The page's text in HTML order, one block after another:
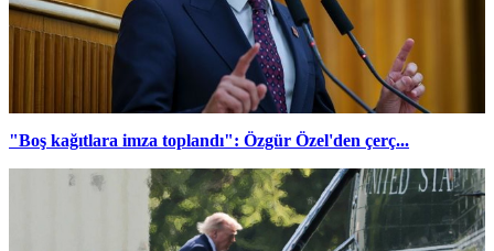
"Boş kağıtlara imza toplandı": Özgür Özel'den çerç...